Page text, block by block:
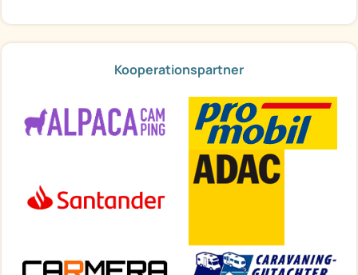
Kooperationspartner